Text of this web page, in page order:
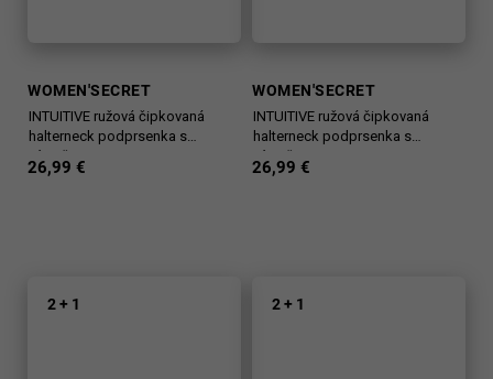
WOMEN'SECRET
INTUITIVE ružová čipkovaná
halterneck podprsenka s
výstužou
26,99 €
WOMEN'SECRET
INTUITIVE ružová čipkovaná
halterneck podprsenka s
výstužou
26,99 €
2 + 1 2 + 1